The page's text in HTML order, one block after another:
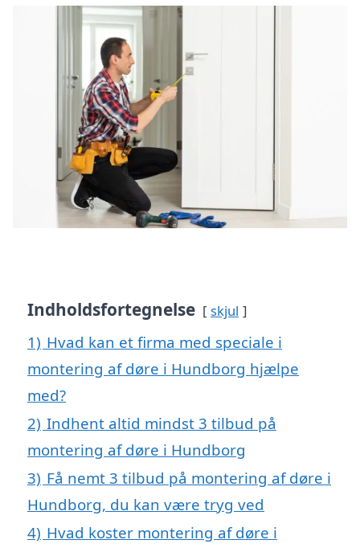
Indholdsfortegnelse skjul
1) Hvad kan et firma med speciale i
montering af døre i Hundborg hjælpe
med?
2) Indhent altid mindst 3 tilbud på
montering af døre i Hundborg
3) Få nemt 3 tilbud på montering af døre i
Hundborg, du kan være tryg ved
4) Hvad koster montering af døre i